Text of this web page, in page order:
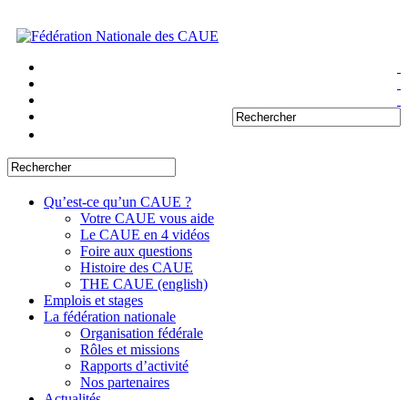
Qu’est-ce qu’un CAUE ?
Votre CAUE vous aide
Le CAUE en 4 vidéos
Foire aux questions
Histoire des CAUE
THE CAUE (english)
Emplois et stages
La fédération nationale
Organisation fédérale
Rôles et missions
Rapports d’activité
Nos partenaires